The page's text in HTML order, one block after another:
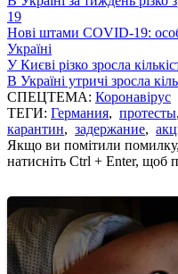
19
Нові штами COVID-19:
Україні
У Києві різко зросла
В Україні утричі зросла
СПЕЦТЕМА: Коронавірус
ТЕГИ: Германия, протесты
карантин, задержание,
Якщо ви помітили помилку,
натисніть Ctrl + Enter, щоб